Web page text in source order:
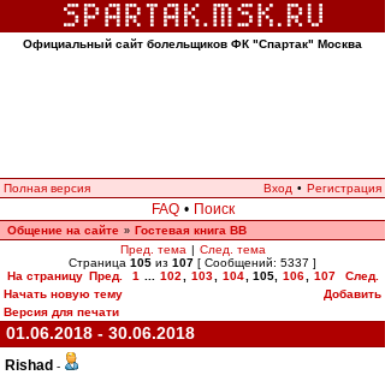
Официальный сайт болельщиков ФК "Спартак" Москва
Полная версия Вход • Регистрация
FAQ • Поиск
Общение на сайте » Гостевая книга ВВ
Пред. тема | След. тема
Страница 105 из 107 [ Сообщений: 5337 ]
На страницу Пред. 1 102 103 104 105, 106 107
След.
Начать новую тему
Добавить
Версия для печати
01.06.2018 - 30.06.2018
Rishad -